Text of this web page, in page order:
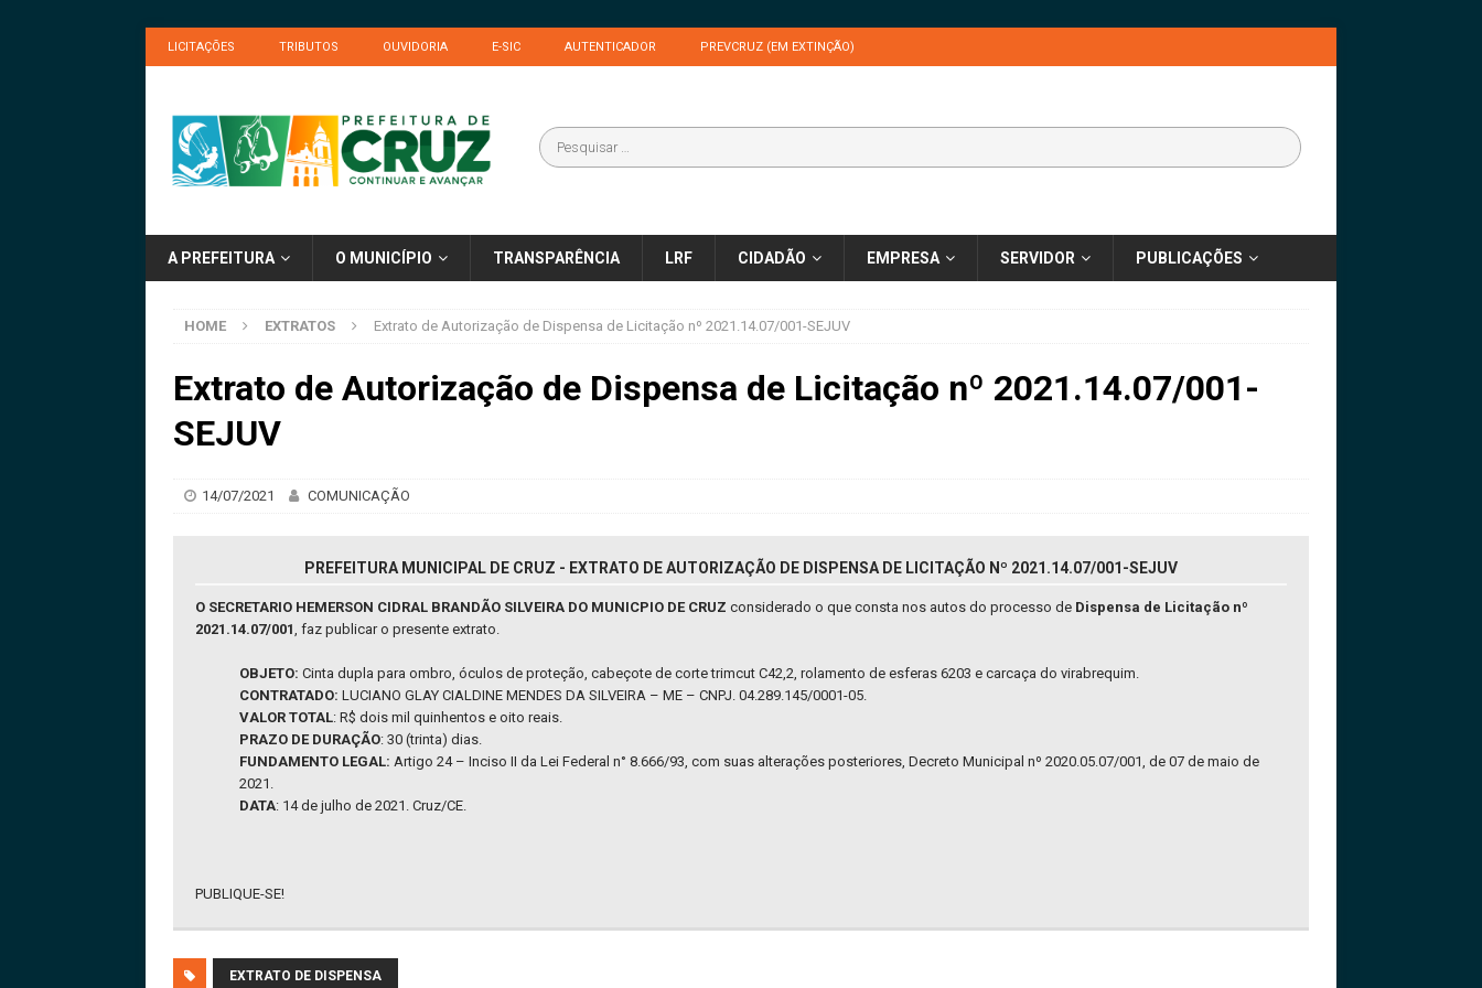
LICITAÇÕES TRIBUTOS OUVIDORIA E-SIC AUTENTICADOR PREVCRUZ (EM EXTINÇÃO)
A PREFEITURA O MUNICÍPIO TRANSPARÊNCIA LRF CIDADÃO EMPRESA SERVIDOR PUBLICAÇÕES
HOME EXTRATOS Extrato de Autorização de Dispensa de Licitação nº 2021.14.07/001-SEJUV
Extrato de Autorização de Dispensa de Licitação nº 2021.14.07/001-
SEJUV
14/07/2021 COMUNICAÇÃO
PREFEITURA MUNICIPAL DE CRUZ - EXTRATO DE AUTORIZAÇÃO DE DISPENSA DE LICITAÇÃO Nº 2021.14.07/001-SEJUV
O SECRETARIO HEMERSON CIDRAL BRANDÃO SILVEIRA DO MUNICPIO DE CRUZ considerado o que consta nos autos do processo de Dispensa de Licitação nº
2021.14.07/001, faz publicar o presente extrato.
OBJETO: Cinta dupla para ombro, óculos de proteção, cabeçote de corte trimcut C42,2, rolamento de esferas 6203 e carcaça do virabrequim.
CONTRATADO: LUCIANO GLAY CIALDINE MENDES DA SILVEIRA – ME – CNPJ. 04.289.145/0001-05.
VALOR TOTAL: R$ dois mil quinhentos e oito reais.
PRAZO DE DURAÇÃO: 30 (trinta) dias.
FUNDAMENTO LEGAL: Artigo 24 – Inciso II da Lei Federal n° 8.666/93, com suas alterações posteriores, Decreto Municipal nº 2020.05.07/001, de 07 de maio de
2021.
DATA: 14 de julho de 2021. Cruz/CE.
PUBLIQUE-SE!
EXTRATO DE DISPENSA